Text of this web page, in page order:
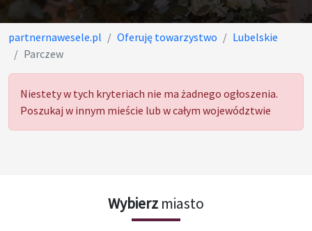
partnernawesele.pl Oferuję towarzystwo
Lubelskie
Parczew
Niestety w tych kryteriach nie ma żadnego ogłoszenia.
Poszukaj w innym mieście lub w całym województwie
Wybierz miasto